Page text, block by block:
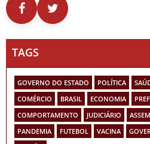
TAGS
GOVERNO DO ESTADO POLÍTICA
COMÉRCIO
BRASIL ECONOMIA
COMPORTAMENTO
JUDICIÁRIO
PANDEMIA
FUTEBOL VACINA